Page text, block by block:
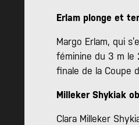
Erlam plonge et
Margo Erlam, qui
féminine du 3 m le
finale de la Coupe
Milleker Shykiak
Clara Milleker